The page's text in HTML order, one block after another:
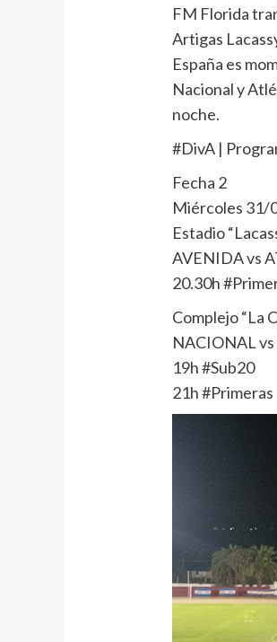
FM Florida
Artigas
España es
Nacional y
noche.
#DivA |
Fecha 2
Miércoles 31/
Estadio
AVENIDA vs
20.30h
Complejo “La
NACIONAL
19h #Sub20
21h #Primeras